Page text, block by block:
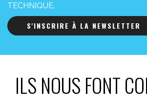
TECHNIQUE.
S'INSCRIRE À LA NEWSLETTER
ILS NOUS FONT